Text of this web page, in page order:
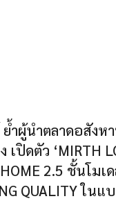
ำผู้นำตลาดอสังหา
ปิดตัว ‘MIRTH
2.5 ชั้นโมเ
QUALITY ในแ